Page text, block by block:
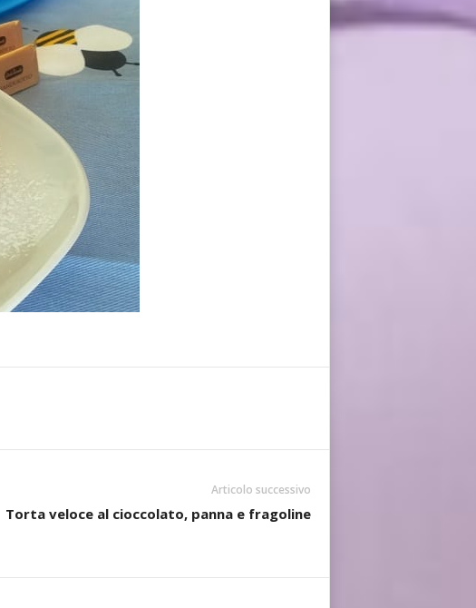
Articolo successivo
Torta veloce al cioccolato, panna e fragoline